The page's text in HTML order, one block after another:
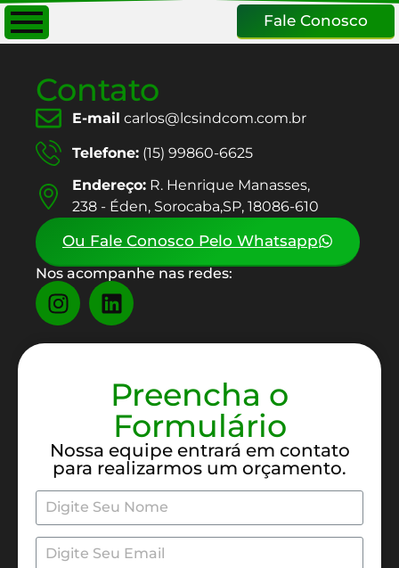
Fale Conosco
Contato
E-mail carlos@lcsindcom.com.br
Telefone: (15) 99860-6625
Endereço: R. Henrique Manasses,
238 - Éden, Sorocaba,SP, 18086-610
Ou Fale Conosco Pelo Whatsapp
Nos acompanhe nas redes:
Preencha o
Formulário
Nossa equipe entrará em contato
para realizarmos um orçamento.